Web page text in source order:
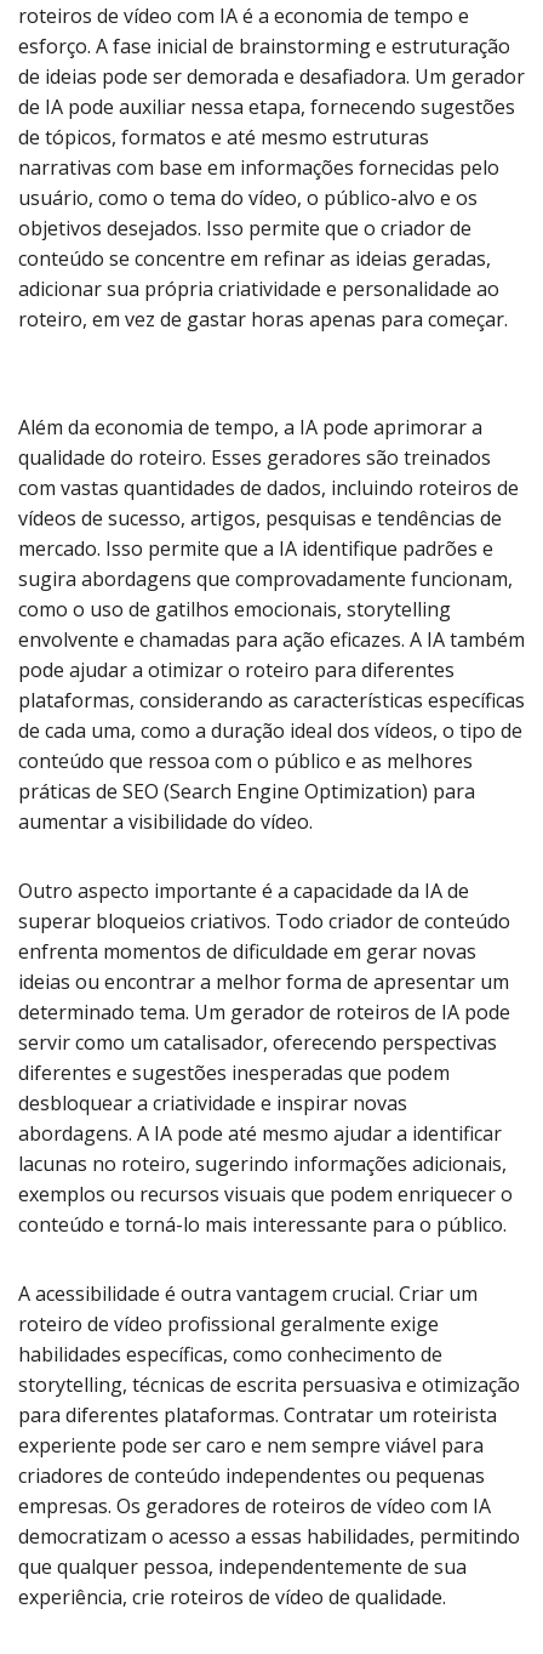
roteiros de vídeo com IA é a economia de tempo e
esforço. A fase inicial de brainstorming e estruturação
de ideias pode ser demorada e desafiadora. Um gerador
de IA pode auxiliar nessa etapa, fornecendo sugestões
de tópicos, formatos e até mesmo estruturas
narrativas com base em informações fornecidas pelo
usuário, como o tema do vídeo, o público-alvo e os
objetivos desejados. Isso permite que o criador de
conteúdo se concentre em refinar as ideias geradas,
adicionar sua própria criatividade e personalidade ao
roteiro, em vez de gastar horas apenas para começar.
Além da economia de tempo, a IA pode aprimorar a
qualidade do roteiro. Esses geradores são treinados
com vastas quantidades de dados, incluindo roteiros de
vídeos de sucesso, artigos, pesquisas e tendências de
mercado. Isso permite que a IA identifique padrões e
sugira abordagens que comprovadamente funcionam,
como o uso de gatilhos emocionais, storytelling
envolvente e chamadas para ação eficazes. A IA também
pode ajudar a otimizar o roteiro para diferentes
plataformas, considerando as características específicas
de cada uma, como a duração ideal dos vídeos, o tipo de
conteúdo que ressoa com o público e as melhores
práticas de SEO (Search Engine Optimization) para
aumentar a visibilidade do vídeo.
Outro aspecto importante é a capacidade da IA de
superar bloqueios criativos. Todo criador de conteúdo
enfrenta momentos de dificuldade em gerar novas
ideias ou encontrar a melhor forma de apresentar um
determinado tema. Um gerador de roteiros de IA pode
servir como um catalisador, oferecendo perspectivas
diferentes e sugestões inesperadas que podem
desbloquear a criatividade e inspirar novas
abordagens. A IA pode até mesmo ajudar a identificar
lacunas no roteiro, sugerindo informações adicionais,
exemplos ou recursos visuais que podem enriquecer o
conteúdo e torná-lo mais interessante para o público.
A acessibilidade é outra vantagem crucial. Criar um
roteiro de vídeo profissional geralmente exige
habilidades específicas, como conhecimento de
storytelling, técnicas de escrita persuasiva e otimização
para diferentes plataformas. Contratar um roteirista
experiente pode ser caro e nem sempre viável para
criadores de conteúdo independentes ou pequenas
empresas. Os geradores de roteiros de vídeo com IA
democratizam o acesso a essas habilidades, permitindo
que qualquer pessoa, independentemente de sua
experiência, crie roteiros de vídeo de qualidade.